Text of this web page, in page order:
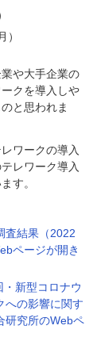
や大手企業の
クを導入しや
と思われま
ワークの導入
レワーク導入
す。
査結果（2022
ページが開き
新型コロナウ
への影響に関す
研究所のWebペ